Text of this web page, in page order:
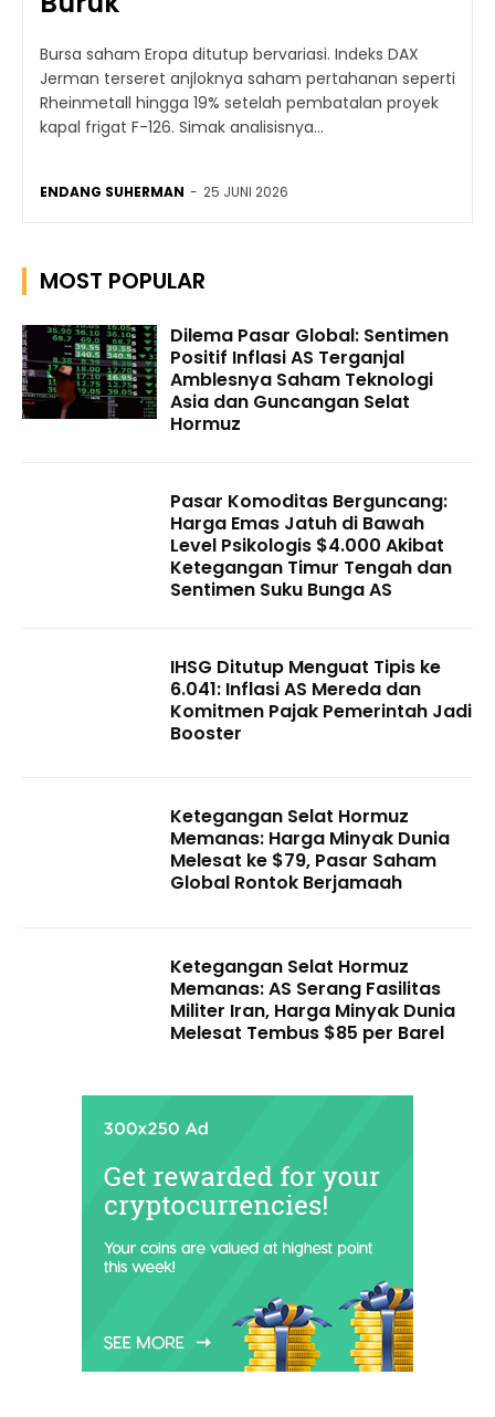
Bursa saham Eropa ditutup bervariasi. Indeks DAX
Jerman terseret anjloknya saham pertahanan seperti
Rheinmetall hingga 19% setelah pembatalan proyek
kapal frigat F-126. Simak analisisnya...
ENDANG SUHERMAN - 25 JUNI 2026
MOST POPULAR
Dilema Pasar Global: Sentimen
Positif Inflasi AS Terganjal
Amblesnya Saham Teknologi
Asia dan Guncangan Selat
Hormuz
Pasar Komoditas Berguncang:
Harga Emas Jatuh di Bawah
Level Psikologis $4.000 Akibat
Ketegangan Timur Tengah dan
Sentimen Suku Bunga AS
IHSG Ditutup Menguat Tipis ke
6.041: Inflasi AS Mereda dan
Komitmen Pajak Pemerintah Jadi
Booster
Ketegangan Selat Hormuz
Memanas: Harga Minyak Dunia
Melesat ke $79, Pasar Saham
Global Rontok Berjamaah
Ketegangan Selat Hormuz
Memanas: AS Serang Fasilitas
Militer Iran, Harga Minyak Dunia
Melesat Tembus $85 per Barel